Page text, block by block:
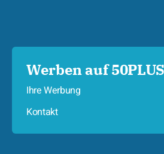
Werben auf 50PLUS
Ihre Werbung
Kontakt